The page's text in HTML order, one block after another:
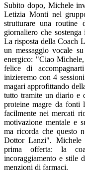
Subito dopo, Michele
Letizia Monti nel
strutturare una routine
giornaliero che
La risposta della Coach
un messaggio vocale
energico: "Ciao
felice di
inizieremo con 4
magari approfittando
tutto tramite un diario e
proteine magre da fonti
facilmente nei mercati
motivazione mentale e
ma ricorda che questo
Dottor Lanzi". Michele
prima offerta: la
incoraggiamento e stile
menzioni di farmaci.